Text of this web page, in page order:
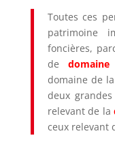
Toutes ces
patrimoine
foncières,
de
domaine de
deux
relevant de la
ceux relevant